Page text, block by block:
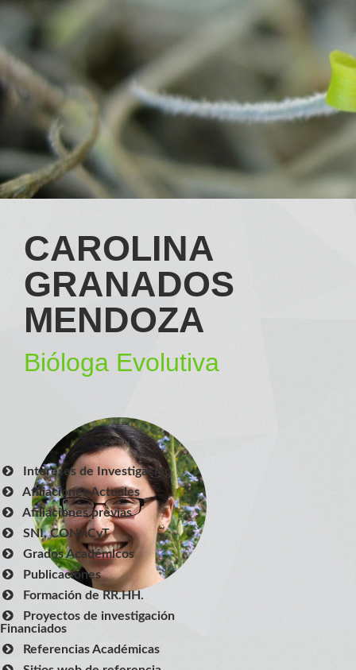
CAROLINA
GRANADOS
MENDOZA
Bióloga Evolutiva
Intereses de Investigación
Afiliaciones Actuales
Afiliaciones previas
SNI, CONACyT
Grados Académicos
Publicaciones
Formación de RR.HH.
Proyectos de investigación
Financiados
Referencias Académicas